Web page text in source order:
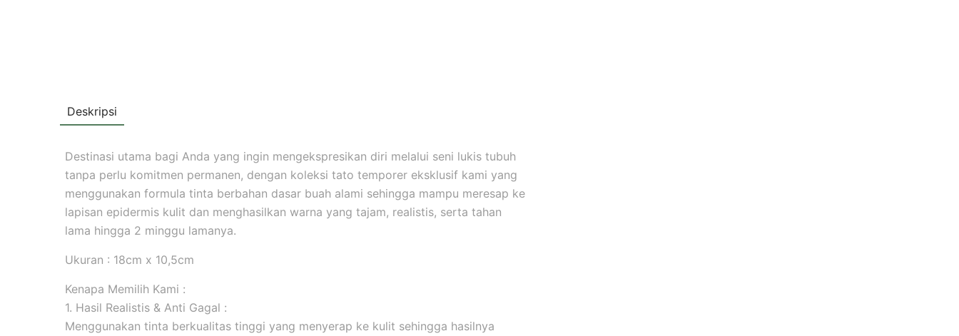
Deskripsi
Destinasi utama bagi Anda yang ingin mengekspresikan diri melalui seni lukis tubuh
tanpa perlu komitmen permanen, dengan koleksi tato temporer eksklusif kami yang
menggunakan formula tinta berbahan dasar buah alami sehingga mampu meresap ke
lapisan epidermis kulit dan menghasilkan warna yang tajam, realistis, serta tahan
lama hingga 2 minggu lamanya.
Ukuran : 18cm x 10,5cm
Kenapa Memilih Kami :
1. Hasil Realistis & Anti Gagal :
Menggunakan tinta berkualitas tinggi yang menyerap ke kulit sehingga hasilnya